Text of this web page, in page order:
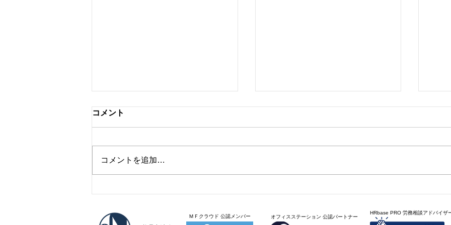
弘前で見た虹
こなれ感
コメント
コメントを追加…
ＭＦクラウド 公認メンバー ​オフィスステーション 公認パートナー
HRbase PRO 労務相談アドバイザ